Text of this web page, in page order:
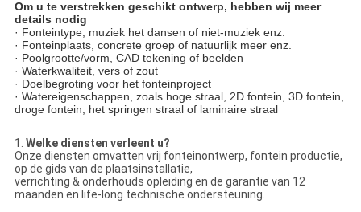
Om u te verstrekken geschikt ontwerp, hebben wij meer
details nodig
· Fonteintype, muziek het dansen of niet-muziek enz.
· Fonteinplaats, concrete groep of natuurlijk meer enz.
· Poolgrootte/vorm, CAD tekening of beelden
· Waterkwaliteit, vers of zout
· Doelbegroting voor het fonteinproject
· Watereigenschappen, zoals hoge straal, 2D fontein, 3D fontein,
droge fontein, het springen straal of laminaire straal
1. Welke diensten verleent u?
Onze diensten omvatten vrij fonteinontwerp, fontein productie,
op de gids van de plaatsinstallatie,
verrichting & onderhouds opleiding en de garantie van 12
maanden en life-long technische ondersteuning.